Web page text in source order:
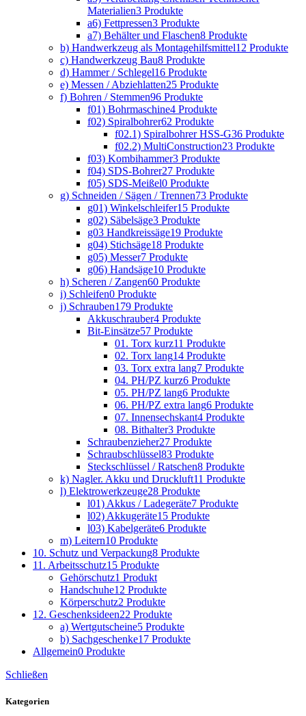
Materialien3 Produkte
a6) Fettpressen3 Produkte
a7) Behälter und Flaschen8 Produkte
b) Handwerkzeug als Montagehilfsmittel12 Produkte
c) Handwerkzeug Bau8 Produkte
d) Hammer / Schlegel16 Produkte
e) Messen / Abziehlatten25 Produkte
f) Bohren / Stemmen96 Produkte
f01) Bohrmaschine4 Produkte
f02) Spiralbohrer62 Produkte
f02.1) Spiralbohrer HSS-G36 Produkte
f02.2) MultiConstruction23 Produkte
f03) Kombihammer3 Produkte
f04) SDS-Bohrer27 Produkte
f05) SDS-Meißel0 Produkte
g) Schneiden / Sägen / Trennen73 Produkte
g01) Winkelschleifer15 Produkte
g02) Säbelsäge3 Produkte
g03 Handkreissäge19 Produkte
g04) Stichsäge18 Produkte
g05) Messer7 Produkte
g06) Handsäge10 Produkte
h) Scheren / Zangen60 Produkte
i) Schleifen0 Produkte
j) Schrauben179 Produkte
Akkuschrauber4 Produkte
Bit-Einsätze57 Produkte
01. Torx kurz11 Produkte
02. Torx lang14 Produkte
03. Torx extra lang7 Produkte
04. PH/PZ kurz6 Produkte
05. PH/PZ lang6 Produkte
06. PH/PZ extra lang6 Produkte
07. Innensechskant4 Produkte
08. Bithalter3 Produkte
Schraubenzieher27 Produkte
Schraubschlüssel83 Produkte
Steckschlüssel / Ratschen8 Produkte
k) Nagler. Akku und Druckluft11 Produkte
l) Elektrowerkzeuge28 Produkte
l01) Akkus / Ladegeräte7 Produkte
l02) Akkugeräte15 Produkte
l03) Kabelgeräte6 Produkte
m) Leitern10 Produkte
10. Schutz und Verpackung8 Produkte
11. Arbeitsschutz15 Produkte
Gehörschutz1 Produkt
Handschuhe12 Produkte
Körperschutz2 Produkte
12. Geschenksideen22 Produkte
a) Wertgutscheine5 Produkte
b) Sachgeschenke17 Produkte
Allgemein0 Produkte
Schließen
Kategorien